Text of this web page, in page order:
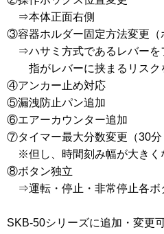
⇒本体正面右側
③容器ホルダー固定方法変更（
⇒ハサミ方式であるレバーを
指がレバーに挟まるリスク
④アンカー止め対応
⑤漏洩防止パン追加
⑥エアーカウンター追加
⑦タイマー最大分数変更（30分
※但し、時間刻み幅が大きく
⑧ボタン独立
⇒運転・停止・非常停止各ボ
SKB-50シリーズに追加・変更